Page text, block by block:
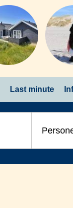
Last minute